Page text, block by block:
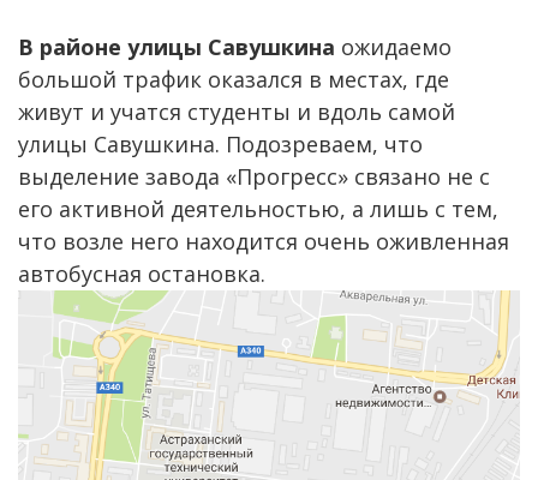
В районе улицы Савушкина ожидаемо
большой трафик оказался в местах, где
живут и учатся студенты и вдоль самой
улицы Савушкина. Подозреваем, что
выделение завода «Прогресс» связано не с
его активной деятельностью, а лишь с тем,
что возле него находится очень оживленная
автобусная остановка.